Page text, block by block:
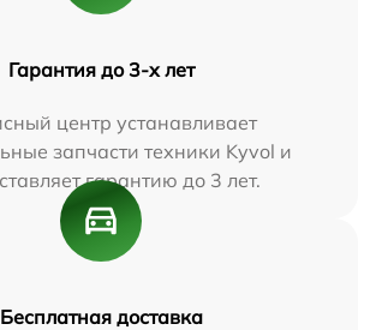
Гарантия до 3-х лет
центр устанавливает
запчасти техники Kyvol и
гарантию до 3 лет.
Бесплатная доставка